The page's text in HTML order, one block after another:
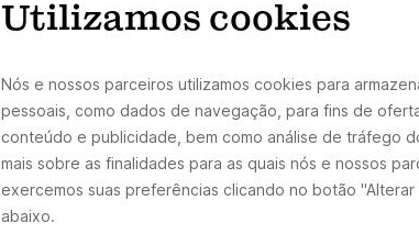
Utilizamos cookies
Nós e nossos parceiros utilizamos cookies para
pessoais, como dados de navegação, para fins de
conteúdo e publicidade, bem como análise de tráfego
mais sobre as finalidades para as quais nós e nossos
exercemos suas preferências clicando no botão
abaixo.